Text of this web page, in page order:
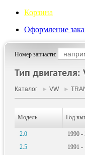
Корзина
Оформление
Номер запчасти:
Тип двигателя:
Каталог ► VW ►
Модель Год
2.0 1990 -
2.5
1991 -